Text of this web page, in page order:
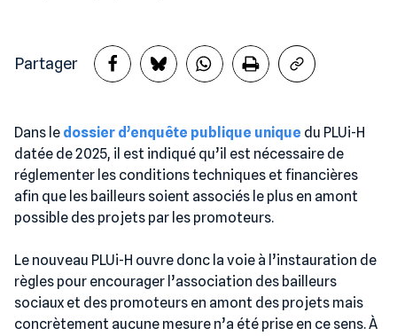
Partager
Dans le dossier d’enquête publique unique du PLUi-H
datée de 2025, il est indiqué qu’il est nécessaire de
réglementer les conditions techniques et financières
afin que les bailleurs soient associés le plus en amont
possible des projets par les promoteurs.
Le nouveau PLUi-H ouvre donc la voie à l’instauration de
règles pour encourager l’association des bailleurs
sociaux et des promoteurs en amont des projets mais
concrètement aucune mesure n’a été prise en ce sens. À